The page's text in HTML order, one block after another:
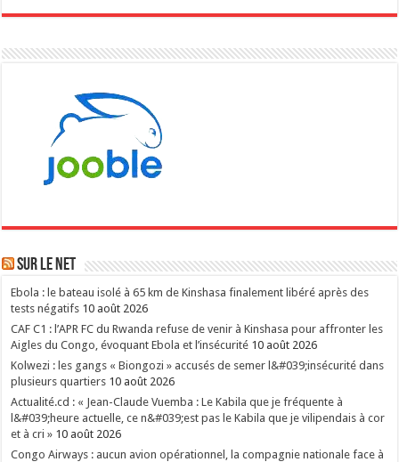
Sur le NET
Ebola : le bateau isolé à 65 km de Kinshasa finalement libéré après des
tests négatifs 10 août 2026
CAF C1 : l’APR FC du Rwanda refuse de venir à Kinshasa pour affronter les
Aigles du Congo, évoquant Ebola et l’insécurité 10 août 2026
Kolwezi : les gangs « Biongozi » accusés de semer l&#039;insécurité dans
plusieurs quartiers 10 août 2026
Actualité.cd : « Jean-Claude Vuemba : Le Kabila que je fréquente à
l&#039;heure actuelle, ce n&#039;est pas le Kabila que je vilipendais à cor
et à cri » 10 août 2026
Congo Airways : aucun avion opérationnel, la compagnie nationale face à